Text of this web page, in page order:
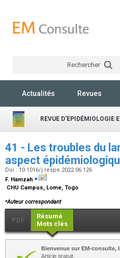
Rechercher
Actualités Revues
REVUE D'EPIDÉMIOLOGIE
41 - Les troubles du
aspect
Doi : 10.1016/j.respe.2022.06.126
F. Hamzah ⁎
CHU Campus, Lome, Togo
⁎Auteur correspondant
PDF
Résumé
Mots clés
Bienvenue sur EM-consulte,
Article gratuit.